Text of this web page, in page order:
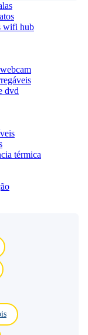
wifi hub
dvd
térmica